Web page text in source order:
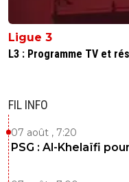
Ligue 3
L3 : Programme TV et
FIL INFO
07 août , 7:20
PSG : Al-Khelaïfi